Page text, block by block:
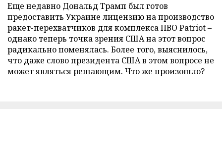
Еще недавно Дональд Трамп был готов
предоставить Украине лицензию на производство
ракет-перехватчиков для комплекса ПВО Patriot –
однако теперь точка зрения США на этот вопрос
радикально поменялась. Более того, выяснилось,
что даже слово президента США в этом вопросе не
может являться решающим. Что же произошло?